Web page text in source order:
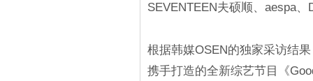
SEVENTEEN夫硕顺、aespa
根据韩媒OSEN的独家采访结
携手打造的全新综艺节目《